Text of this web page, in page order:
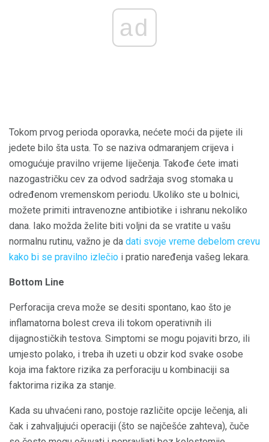
ad
Tokom prvog perioda oporavka, nećete moći da pijete ili
jedete bilo šta usta. To se naziva odmaranjem crijeva i
omogućuje pravilno vrijeme liječenja. Takođe ćete imati
nazogastričku cev za odvod sadržaja svog stomaka u
određenom vremenskom periodu. Ukoliko ste u bolnici,
možete primiti intravenozne antibiotike i ishranu nekoliko
dana. Iako možda želite biti voljni da se vratite u vašu
normalnu rutinu, važno je da dati svoje vreme debelom crevu
kako bi se pravilno izlečio i pratio naređenja vašeg lekara.
Bottom Line
Perforacija creva može se desiti spontano, kao što je
inflamatorna bolest creva ili tokom operativnih ili
dijagnostičkih testova. Simptomi se mogu pojaviti brzo, ili
umjesto polako, i treba ih uzeti u obzir kod svake osobe
koja ima faktore rizika za perforaciju u kombinaciji sa
faktorima rizika za stanje.
Kada su uhvaćeni rano, postoje različite opcije lečenja, ali
čak i zahvaljujući operaciji (što se najčešće zahteva), čuče